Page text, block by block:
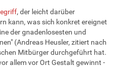
, der leicht darüber
kann, was sich konkret ereignet
der gnadenlosesten und
(Andreas Heusler, zitiert nach
Mitbürger durchgeführt hat.
allem vor Ort Gestalt gewinnt -